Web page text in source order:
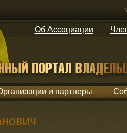
Об Ассоциации
и партнеры